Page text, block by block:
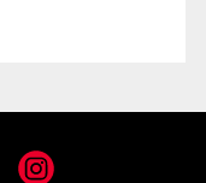
Instagram